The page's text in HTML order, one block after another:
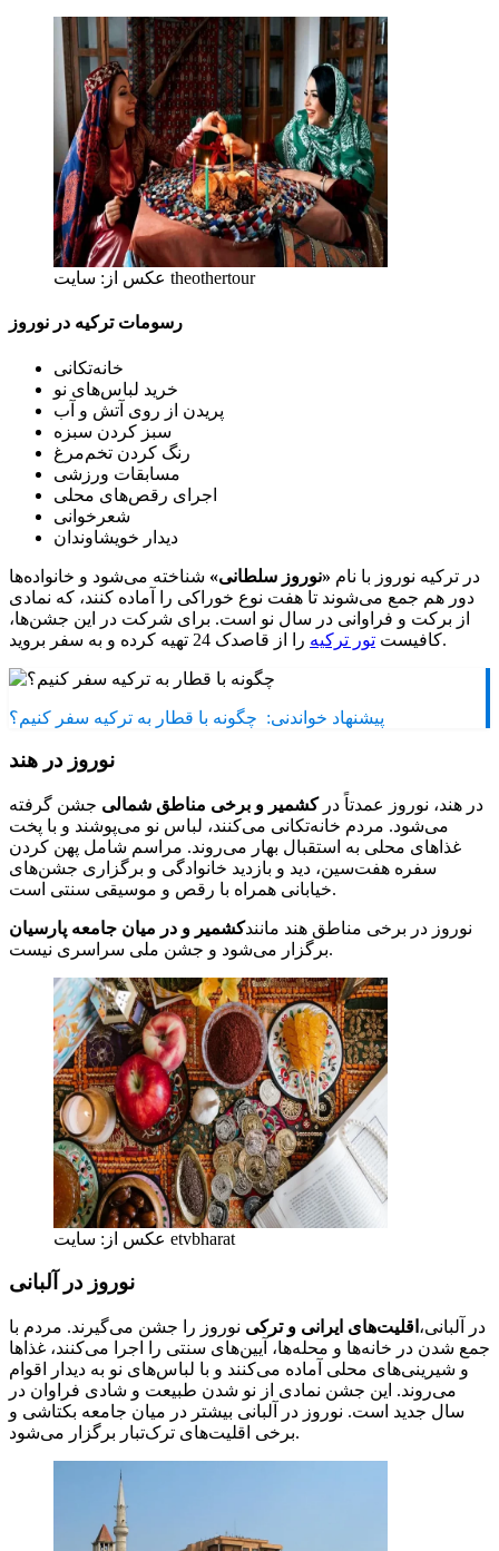
عکس از: سایت theothertour
رسومات ترکیه در نوروز
خانه‌تکانی
خرید لباس‌های نو
پریدن از روی آتش و آب
سبز کردن سبزه
رنگ کردن تخم‌مرغ
مسابقات ورزشی
اجرای رقص‌های محلی
شعرخوانی
دیدار خویشاوندان
در ترکیه نوروز با نام «نوروز سلطانی» شناخته می‌شود و خانواده‌ها
دور هم جمع می‌شوند تا هفت نوع خوراکی را آماده کنند، که نمادی
از برکت و فراوانی در سال نو است. برای شرکت در این جشن‌ها،
کافیست تور ترکیه را از قاصدک 24 تهیه کرده و به سفر بروید.
پیشنهاد خواندنی: چگونه با قطار به ترکیه سفر کنیم؟
نوروز در هند
در هند، نوروز عمدتاً در کشمیر و برخی مناطق شمالی جشن گرفته
می‌شود. مردم خانه‌تکانی می‌کنند، لباس نو می‌پوشند و با پخت
غذاهای محلی به استقبال بهار می‌روند. مراسم شامل پهن کردن
سفره هفت‌سین، دید و بازدید خانوادگی و برگزاری جشن‌های
خیابانی همراه با رقص و موسیقی سنتی است.
نوروز در برخی مناطق هند مانندکشمیر و در میان جامعه پارسیان
برگزار می‌شود و جشن ملی سراسری نیست.
عکس از: سایت etvbharat
نوروز در آلبانی
در آلبانی، اقلیت‌های ایرانی و ترکی نوروز را جشن می‌گیرند. مردم با
جمع شدن در خانه‌ها و محله‌ها، آیین‌های سنتی را اجرا می‌کنند، غذاها
و شیرینی‌های محلی آماده می‌کنند و با لباس‌های نو به دیدار اقوام
می‌روند. این جشن نمادی از نو شدن طبیعت و شادی فراوان در
سال جدید است. نوروز در آلبانی بیشتر در میان جامعه بکتاشی و
برخی اقلیت‌های ترک‌تبار برگزار می‌شود.